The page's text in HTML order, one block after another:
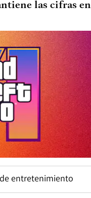
las cifras en
entretenimiento